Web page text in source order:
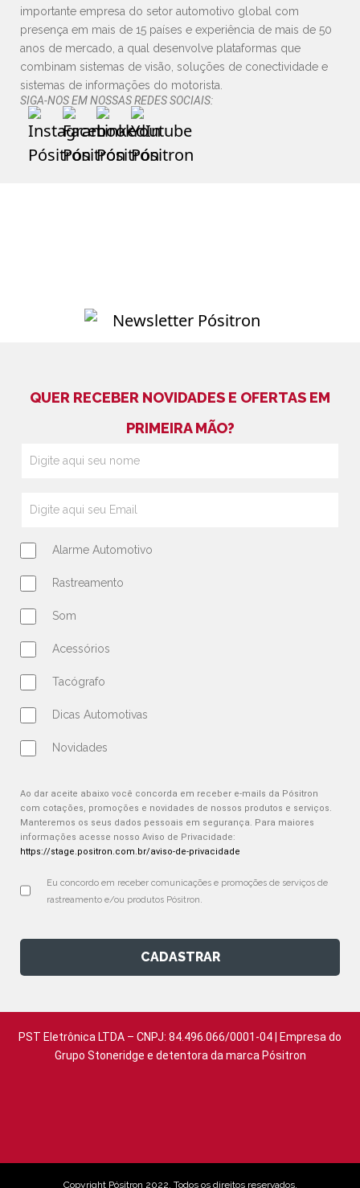
importante empresa do setor automotivo global com
presença em mais de 15 países e experiência de mais de 50
anos de mercado, a qual desenvolve plataformas que
combinam sistemas de visão, soluções de conectividade e
sistemas de informações do motorista.
SIGA-NOS EM NOSSAS REDES SOCIAIS:
QUER RECEBER NOVIDADES E OFERTAS EM
PRIMEIRA MÃO?
Alarme Automotivo
Rastreamento
Som
Acessórios
Tacógrafo
Dicas Automotivas
Novidades
Ao dar aceite abaixo você concorda em receber e-mails da Pósitron
com cotações, promoções e novidades de nossos produtos e serviços.
Manteremos os seus dados pessoais em segurança. Para maiores
informações acesse nosso Aviso de Privacidade:
https://stage.positron.com.br/aviso-de-privacidade
Eu concordo em receber comunicações e promoções de serviços de
rastreamento e/ou produtos Pósitron.
CADASTRAR
PST Eletrônica LTDA – CNPJ: 84.496.066/0001-04 | Empresa do
Grupo Stoneridge e detentora da marca Pósitron
Copyright Pósitron 2022. Todos os direitos reservados.